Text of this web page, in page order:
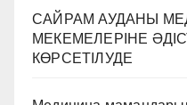
САЙРАМ АУДАНЫ
МЕКЕМЕЛЕРІНЕ
КӨРСЕТІЛУДЕ